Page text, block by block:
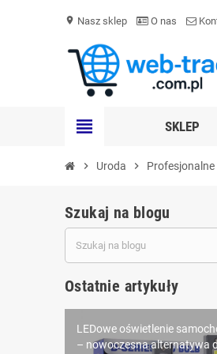
location_on Nasz sklep O nas
view_headline SKLEP
chevron_right Uroda chevron_right
Szukaj na blogu
Ostatnie artykuły
Żarniki Xenon barwy 5000K i 6000K –
LEDowe oświetlenie
– nowoczesna alternatywa